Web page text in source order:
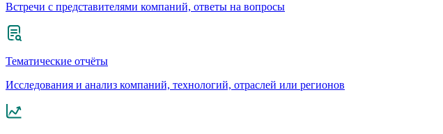
Встречи с представителями компаний, ответы на вопросы
Тематические отчёты
Исследования и анализ компаний, технологий, отраслей или регионов